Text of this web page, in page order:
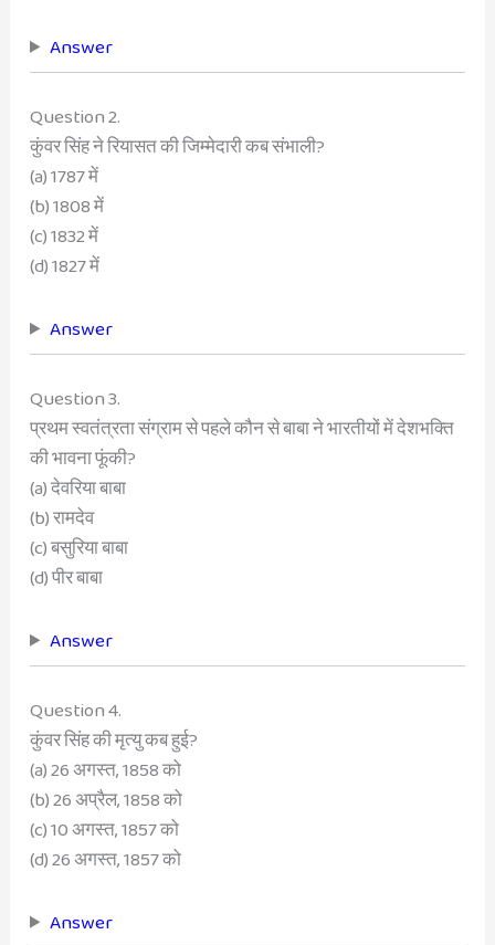
Answer
Question 2.
कुंवर सिंह ने रियासत की जिम्मेदारी कब संभाली?
(a) 1787 में
(b) 1808 में
(c) 1832 में
(d) 1827 में
Answer
Question 3.
प्रथम स्वतंत्रता संग्राम से पहले कौन से बाबा ने भारतीयों में देशभक्ति
की भावना फूंकी?
(a) देवरिया बाबा
(b) रामदेव
(c) बसुरिया बाबा
(d) पीर बाबा
Answer
Question 4.
कुंवर सिंह की मृत्यु कब हुई?
(a) 26 अगस्त, 1858 को
(b) 26 अप्रैल, 1858 को
(c) 10 अगस्त, 1857 को
(d) 26 अगस्त, 1857 को
Answer